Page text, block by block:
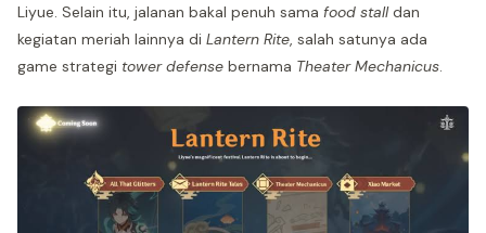
Liyue. Selain itu, jalanan bakal penuh sama food stalldan
kegiatan meriah lainnya di Lantern Rite, salah satunya ada
game strategi tower defense bernama Theater Mechanicus.